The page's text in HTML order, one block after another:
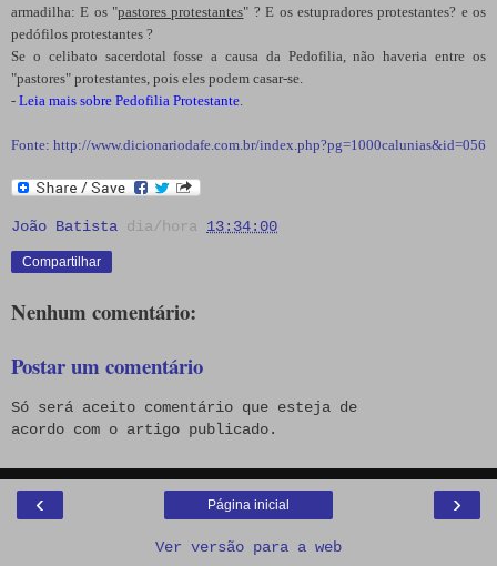
armadilha: E os "pastores protestantes" ? E os estupradores protestantes? e os
pedófilos protestantes ?
Se o celibato sacerdotal fosse a causa da Pedofilia, não haveria entre os
"pastores" protestantes, pois eles podem casar-se.
- Leia mais sobre Pedofilia Protestante
Fonte: http://www.dicionariodafe.com.br/index.php?pg=1000calunias&id=056
João Batista dia/hora 13:34:00
Compartilhar
Nenhum comentário:
Postar um comentário
Só será aceito comentário que esteja de
acordo com o artigo publicado.
‹ ›
Página inicial
Ver versão para a web